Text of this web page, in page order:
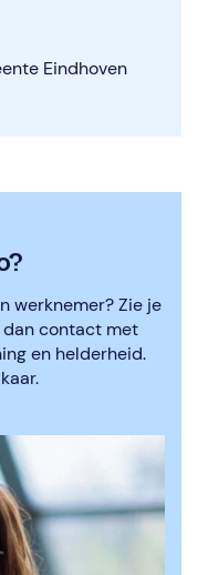
Eindhoven
werknemer? Zie je
dan contact met
en helderheid.